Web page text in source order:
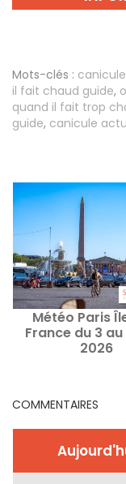
Mots-clés : canicule
il fait chaud guide,
quand il fait trop
guide, canicule
Météo Paris
France du 3
2026
COMMENTAIRES